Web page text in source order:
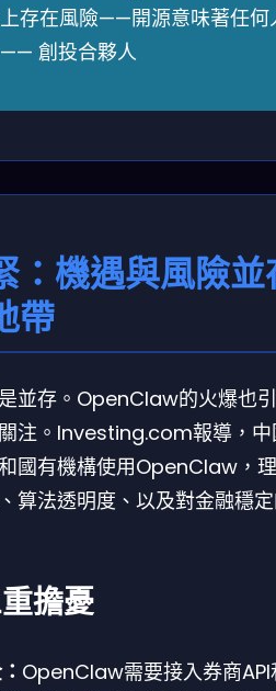
存在風險——開源意味著任何
創投合夥人
：機遇與風險並
帶
並存。OpenClaw的火爆也
注。Investing.com報導，中
國有機構使用OpenClaw，
算法透明度、以及對金融穩
擔憂
OpenClaw需要接入券商API